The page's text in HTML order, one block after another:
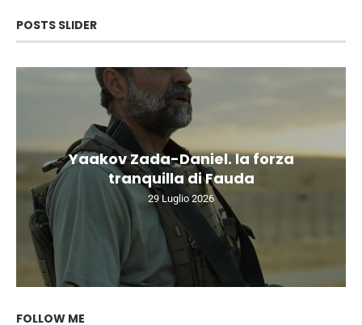
POSTS SLIDER
Yaakov Zada-Daniel. la forza
tranquilla di Fauda
29 Luglio 2026
FOLLOW ME